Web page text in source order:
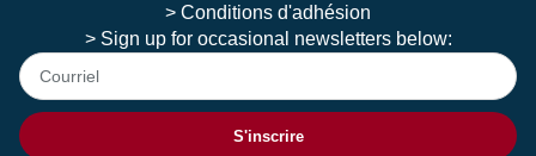
> Conditions d'adhésion
> Sign up for occasional newsletters below:
S'inscrire